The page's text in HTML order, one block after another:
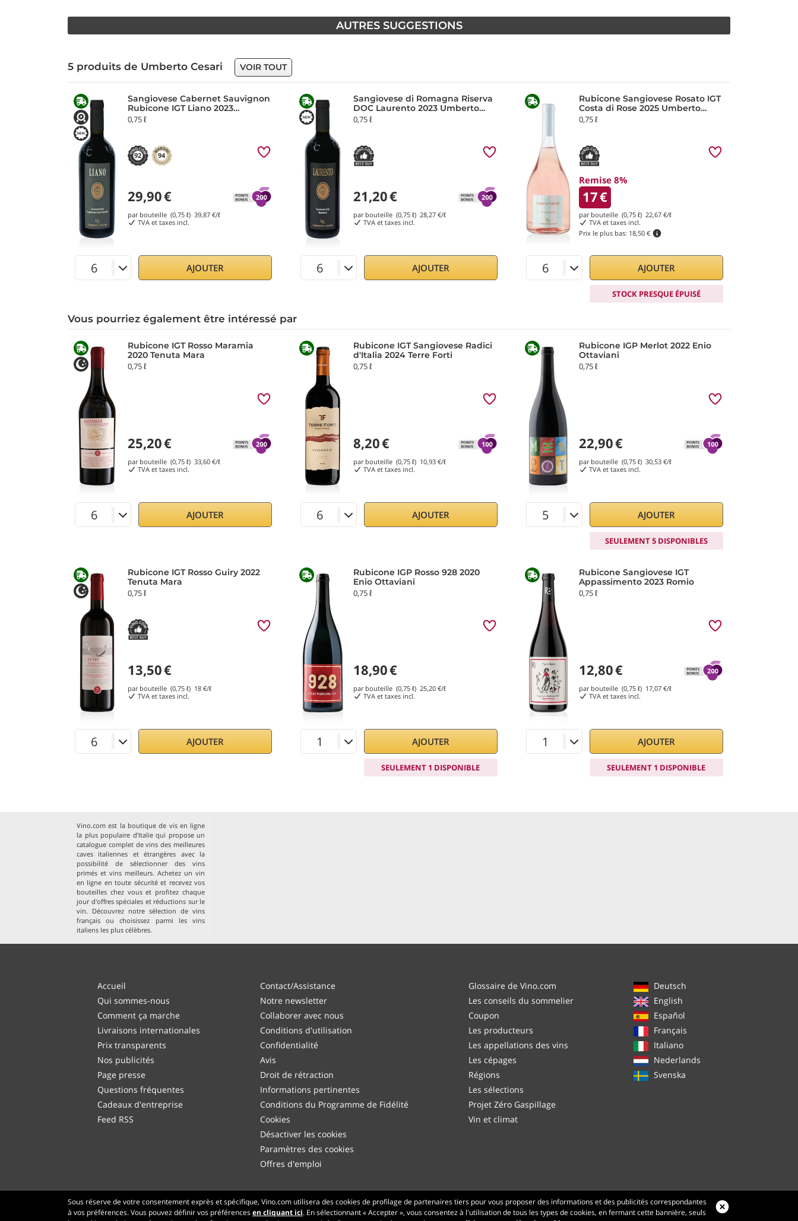
AUTRES SUGGESTIONS
5 produits de Umberto Cesari VOIR TOUT
Sangiovese Cabernet Sauvignon
Rubicone IGT Liano 2023
Umberto Cesari
0,75 ℓ
92 94
29,90€
par bouteille (0,75 ℓ) 39,87 €/ℓ
TVA et taxes incl.
AJOUTER
Sangiovese di Romagna Riserva
DOC Laurento 2023 Umberto
Cesari
0,75 ℓ
21,20€
par bouteille (0,75 ℓ) 28,27 €/ℓ
TVA et taxes incl.
AJOUTER
Rubicone Sangiovese Rosato IGT
Costa di Rose 2025 Umberto
Cesari
0,75 ℓ
Remise 8%
17€
par bouteille (0,75 ℓ) 22,67 €/ℓ
TVA et taxes incl.
Prix le plus bas: 18,50 €
AJOUTER
STOCK PRESQUE ÉPUISÉ
Vous pourriez également être intéressé par
Rubicone IGT Rosso Maramia
2020 Tenuta Mara
0,75 ℓ
25,20€
par bouteille (0,75 ℓ) 33,60 €/ℓ
TVA et taxes incl.
AJOUTER
Rubicone IGT Sangiovese Radici
d'Italia 2024 Terre Forti
0,75 ℓ
8,20€
par bouteille (0,75 ℓ) 10,93 €/ℓ
TVA et taxes incl.
AJOUTER
Rubicone IGP Merlot 2022 Enio
Ottaviani
0,75 ℓ
22,90€
par bouteille (0,75 ℓ) 30,53 €/ℓ
TVA et taxes incl.
AJOUTER
SEULEMENT 5 DISPONIBLES
Rubicone IGT Rosso Guiry 2022
Tenuta Mara
0,75 ℓ
13,50€
par bouteille (0,75 ℓ) 18 €/ℓ
TVA et taxes incl.
AJOUTER
Rubicone IGP Rosso 928 2020
Enio Ottaviani
0,75 ℓ
18,90€
par bouteille (0,75 ℓ) 25,20 €/ℓ
TVA et taxes incl.
AJOUTER
SEULEMENT 1 DISPONIBLE
Rubicone Sangiovese IGT
Appassimento 2023 Romio
0,75 ℓ
12,80€
par bouteille (0,75 ℓ) 17,07 €/ℓ
TVA et taxes incl.
AJOUTER
SEULEMENT 1 DISPONIBLE
Vino.com est la boutique de vis en ligne
la plus populaire d’Italie qui propose un
catalogue complet de vins des meilleures
caves italiennes et étrangères avec la
possibilité de sélectionner des vins
primés et vins meilleurs. Achetez un vin
en ligne en toute sécurité et recevez vos
bouteilles chez vous et profitez chaque
jour d'offres spéciales et réductions sur le
vin. Découvrez notre sélection devins
français ou choisissez parmi lesvins
italiens les plus célèbres.
Accueil
Qui sommes-nous
Comment ça marche
Livraisons internationales
Prix transparents
Nos publicités
Page presse
Questions fréquentes
Cadeaux d'entreprise
Feed RSS
Contact/Assistance
Notre newsletter
Collaborer avec nous
Conditions d'utilisation
Confidentialité
Avis
Droit de rétraction
Informations pertinentes
Conditions du Programme de Fidélité
Cookies
Désactiver les cookies
Paramètres des cookies
Offres d'emploi
Glossaire de Vino.com
Les conseils du sommelier
Coupon
Les producteurs
Les appellations des vins
Les cépages
Régions
Les sélections
Projet Zéro Gaspillage
Vin et climat
Deutsch
English
Español
Français
Italiano
Nederlands
Svenska
Made with
in Tuscany
Page traitée en 218 ms
Sous réserve de votre consentement exprès et spécifique, Vino.com utilisera des cookies de profilage de partenaires tiers pour vous proposer des informations et des publicités correspondantes
à vos préférences. Vous pouvez définir vos préférencesen cliquant ici. En sélectionnant « Accepter », vous consentez à l'utilisation de tous les types de cookies, en fermant cette bannière, seuls